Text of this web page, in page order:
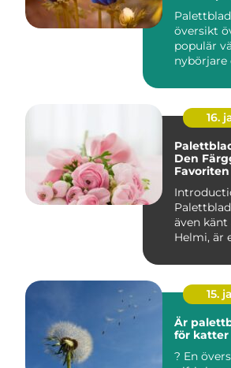
översikt
populär
nybörjare
16.
Den
även känt
Helmi, är
som har...
15.
Är
för katter
? En översikt över